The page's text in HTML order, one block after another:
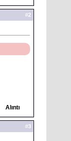
#2
Alıntı
#3